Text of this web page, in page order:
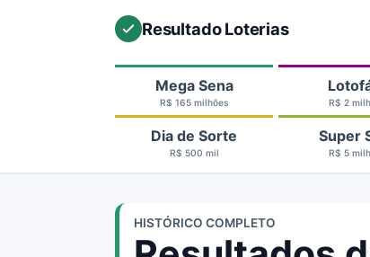
Resultado Loterias
Mega Sena
R$ 165 milhões R$ 2
Dia de Sorte
R$ 500 mil
Super
R$ 5
HISTÓRICO COMPLETO